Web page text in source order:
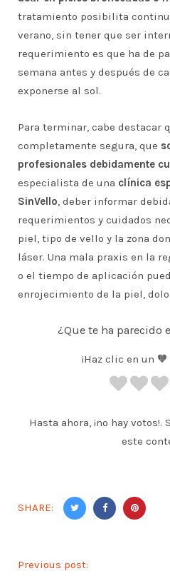
tratamiento posibilita
verano, sin tener que ser
requerimiento es que ha de
semana antes y después de
exponerse al sol.
Para terminar, cabe destacar
completamente segura, que
profesionales debidamente
especialista de una clínica
SinVello, deber informar
requerimientos y cuidados
piel, tipo de vello y la zona
láser. Una mala praxis en la
o el tiempo de aplicación
enrojecimiento de la piel,
¿Que te ha parecido
¡Haz clic en un
Hasta ahora, ¡no hay
este
SHARE:
Previous post: